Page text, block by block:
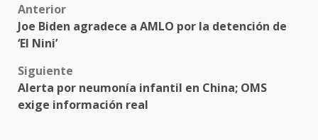
Post
navigation
Anterior
Joe Biden agradece a AMLO por la detención de
‘El Nini’
Siguiente
Alerta por neumonía infantil en China; OMS
exige información real